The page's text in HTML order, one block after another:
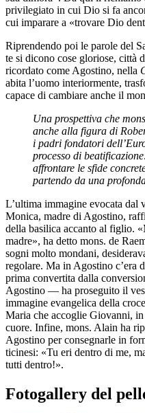
privilegiato in cui Dio si fa
cui imparare a «trovare Dio
Riprendendo poi le parole del
te si dicono cose gloriose,
ricordato come Agostino, nella
abita l’uomo interiormente,
capace di cambiare anche il
Una prospettiva che
anche alla figura di
i padri fondatori
processo di
affrontare le sfide
partendo da una
L’ultima immagine evocata dal
Monica, madre di Agostino,
della basilica accanto al figlio.
madre», ha detto mons. de
sogni molto mondani,
regolare. Ma in Agostino c’era
prima convertita dalla
Agostino — ha proseguito il
immagine evangelica della
Maria che accoglie Giovanni,
cuore. Infine, mons. Alain ha
Agostino per consegnarle in
ticinesi: «Tu eri dentro di me,
tutti dentro!».
Fotogallery del